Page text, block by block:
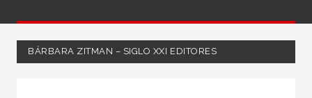
BÁRBARA ZITMAN – SIGLO XXI EDITORES